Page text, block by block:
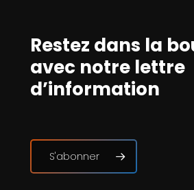
Restez dans la
avec notre lettre
d’information
S'abonner